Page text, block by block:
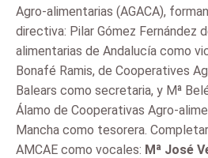
Agro-alimentarias (AGACA),
directiva: Pilar Gómez Fernández
alimentarias de Andalucía como
Bonafé Ramis, de Cooperatives
Balears como secretaria, y Mª
Álamo de Cooperativas Agro-
Mancha como tesorera.
AMCAE como vocales: Mª José